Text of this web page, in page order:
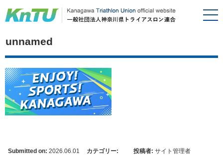
unnamed
Submitted on: 2026.06.01 カテゴリー: 投稿者: サイト管理者